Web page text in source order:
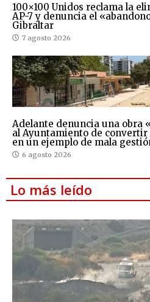
100×100 Unidos reclama la
AP-7 y denuncia el
Gibraltar
7 agosto 2026
Adelante denuncia una obra
al Ayuntamiento de convertir
en un ejemplo de mala
6 agosto 2026
Lo más leído